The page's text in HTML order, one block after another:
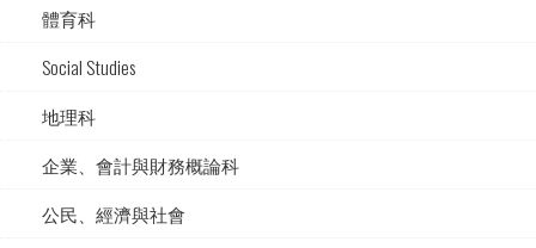
體育科
Social Studies
地理科
企業、會計與財務概論科
公民、經濟與社會